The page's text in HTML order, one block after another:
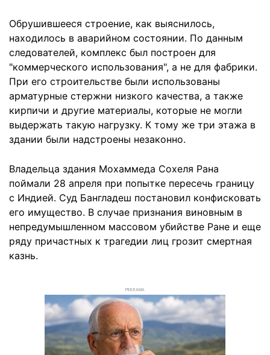
Обрушившееся строение, как выяснилось,
находилось в аварийном состоянии. По данным
следователей, комплекс был построен для
"коммерческого использования", а не для фабрики.
При его строительстве были использованы
арматурные стержни низкого качества, а также
кирпичи и другие материалы, которые не могли
выдержать такую нагрузку. К тому же три этажа в
здании были надстроены незаконно.
Владельца здания Мохаммеда Сохеля Рана
поймали 28 апреля при попытке пересечь границу
с Индией. Суд Бангладеш постановил конфисковать
его имущество. В случае признания виновным в
непредумышленном массовом убийстве Ране и еще
ряду причастных к трагедии лиц грозит смертная
казнь.
РЕКЛАМА